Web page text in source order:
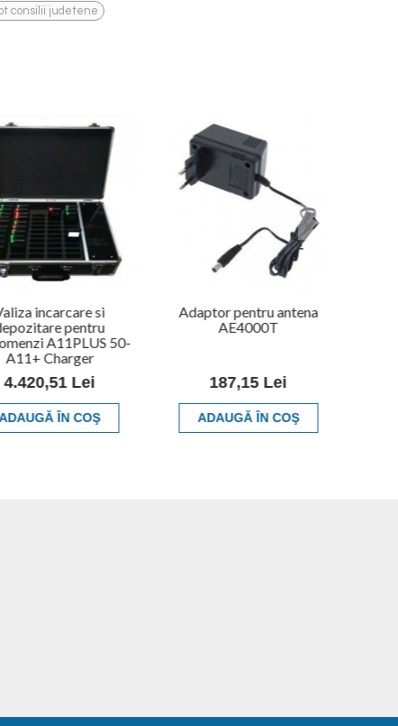
consilii judetene
incarcare si
pentru
A11PLUS 50-
A11+ Charger
4.420,51 Lei
ADAUGĂ ÎN COŞ
Adaptor pentru antena
AE4000T
187,15 Lei
ADAUGĂ ÎN COŞ